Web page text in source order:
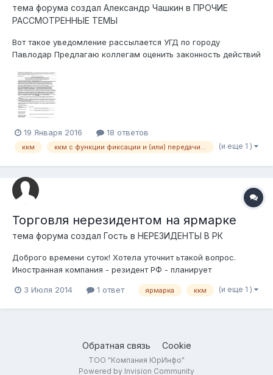
тема форума создал Александр Чашкин в ПРОЧИЕ
РАССМОТРЕННЫЕ ТЕМЫ
Вот такое уведомление рассылается УГД по городу
Павлодар Предлагаю коллегам оценить законность действий
двум ситуациям налогоплательщиков: Ситуация 1.
Налогоплательщик - парикмахерская с тремя креслами. Есть
ККМ М...
19 Января 2016 18 ответов
ккм ккм с функции фиксации и (или) передачи данных (и еще 1 )
Торговля нерезидентом на ярмарке
тема форума создал Гость в НЕРЕЗИДЕНТЫ В РК
Доброго времени суток! Хотела уточнит ьтакой вопрос.
Иностранная компания - резидент РФ - планирует
Принимать оплату собираются наличными деньгами. Нужно
3 Июля 2014 1 ответ ярмарка ккм (и еще 1 )
Обратная связь Cookie
ТОО "Компания ЮрИнфо"
Powered by Invision Community